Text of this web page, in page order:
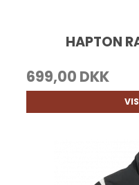
HAPTON
699,00 DKK